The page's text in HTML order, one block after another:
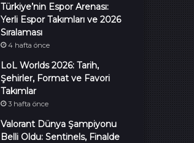
Türkiye’nin Espor Arenası:
Yerli Espor Takımları ve 2026
Sıralaması
4 hafta önce
LoL Worlds 2026: Tarih,
Şehirler, Format ve Favori
Takımlar
3 hafta önce
Valorant Dünya Şampiyonu
Belli Oldu: Sentinels, Finalde